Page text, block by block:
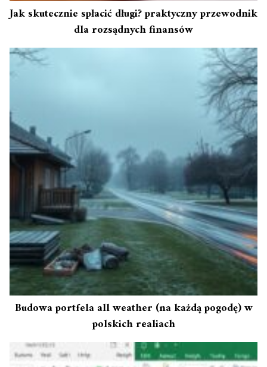
Jak skutecznie spłacić długi? praktyczny przewodnik
dla rozsądnych finansów
Budowa portfela all weather (na każdą pogodę) w
polskich realiach